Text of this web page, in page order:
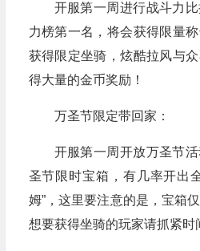
开服第一周进行战斗力
力榜第一名，将会获得限量
获得限定坐骑，炫酷拉风与
得大量的金币奖励！
万圣节限定带回家：
开服第一周开放万圣节
圣节限时宝箱，有几率开出
姆”，这里要注意的是，宝箱
想要获得坐骑的玩家请抓紧时